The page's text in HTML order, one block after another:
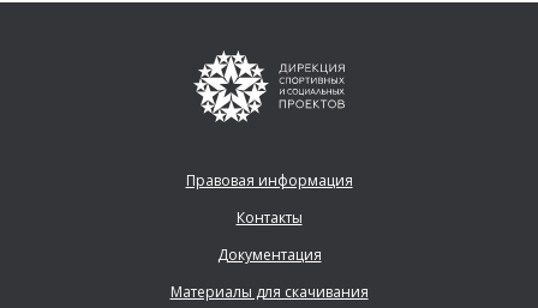
Правовая информация
Контакты
Документация
Материалы для скачивания